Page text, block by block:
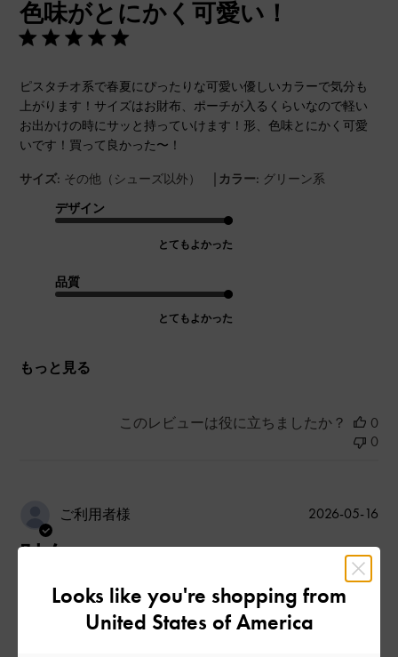
色味がとにかく可愛い！
ピスタチオ系で春夏にぴったりな可愛い優しいカラーで気分も
上がります！サイズはお財布、ポーチが入るくらいなので軽い
お出かけの時にサッと持っていけます！形、色味とにかく可愛
いです！買って良かった〜！
サイズ: その他（シューズ以外） | カラー: グリーン系
デザイン
とてもよかった
品質
とてもよかった
もっと見る
このレビューは役に立ちましたか？
0
0
ご利用者様
財布
母のため買ったけど私も気になった
公
日
2026-05-16
Looks like you're shopping from
United States of America